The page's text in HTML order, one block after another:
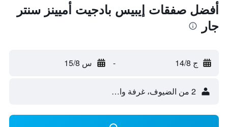
أفضل صفقات إيبيس بادجيت أميينز سنتر
جار
ج 14/8 - س 15/8
2 من الضيوف، غرفة واحدة